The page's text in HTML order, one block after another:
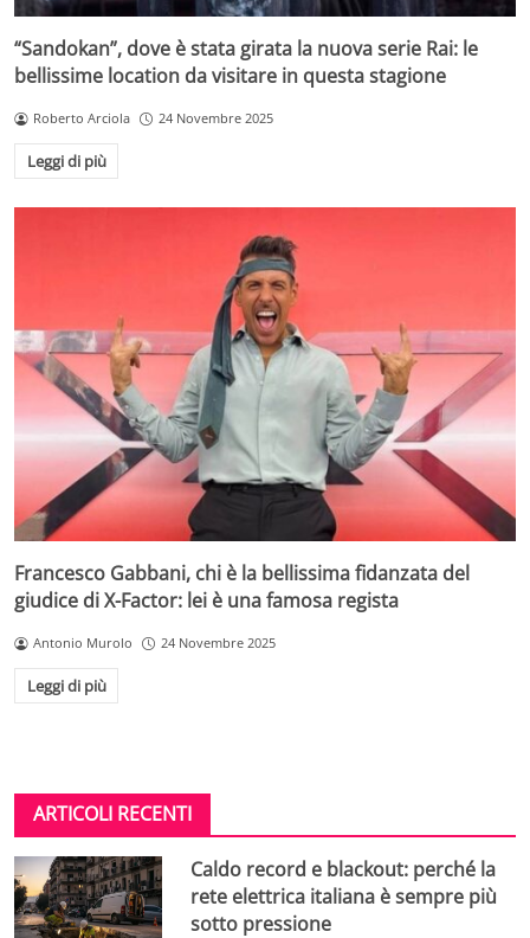
“Sandokan”, dove è stata girata la nuova serie Rai: le
bellissime location da visitare in questa stagione
Roberto Arciola 24 Novembre 2025
Leggi di più
Francesco Gabbani, chi è la bellissima fidanzata del
giudice di X-Factor: lei è una famosa regista
Antonio Murolo 24 Novembre 2025
Leggi di più
ARTICOLI RECENTI
Caldo record e blackout: perché la
rete elettrica italiana è sempre più
sotto pressione